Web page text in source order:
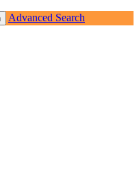
Advanced Search